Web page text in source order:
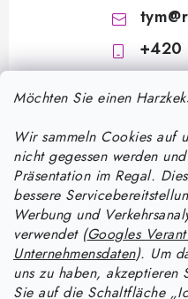
Möchten Sie einen
Wir sammeln Cookies auf
nicht gegessen werden
Präsentation im Regal.
bessere
Werbung und
verwendet (Googles
Unternehmensdaten). Um
uns zu haben,
Sie auf die Schaltfläche
tym@
+420
Informace pro vás